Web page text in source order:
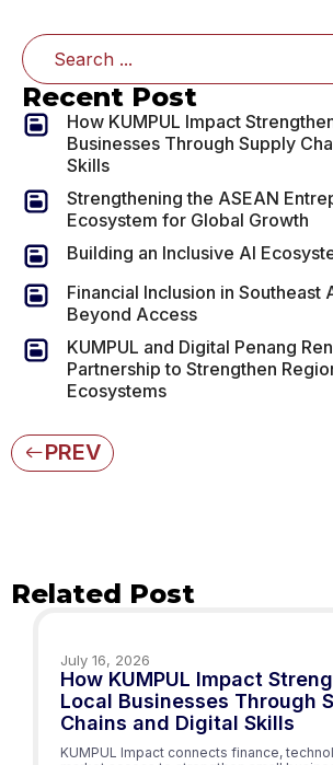
Recent Post
How KUMPUL Impact
Businesses Through Supply
Skills
Strengthening the ASEAN
Ecosystem for Global Growth
Building an Inclusive AI
Financial Inclusion in Southeast
Beyond Access
KUMPUL and Digital Penang
Partnership to Strengthen
Ecosystems
PREV
Related Post
July 16, 2026
How KUMPUL Impact
Local Businesses Through
Chains and Digital Skills
KUMPUL Impact connects finance,